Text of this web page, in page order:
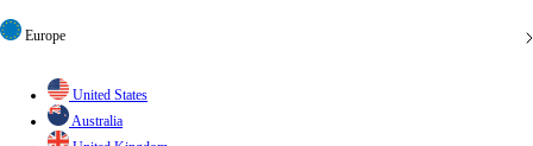
Europe
United States
Australia